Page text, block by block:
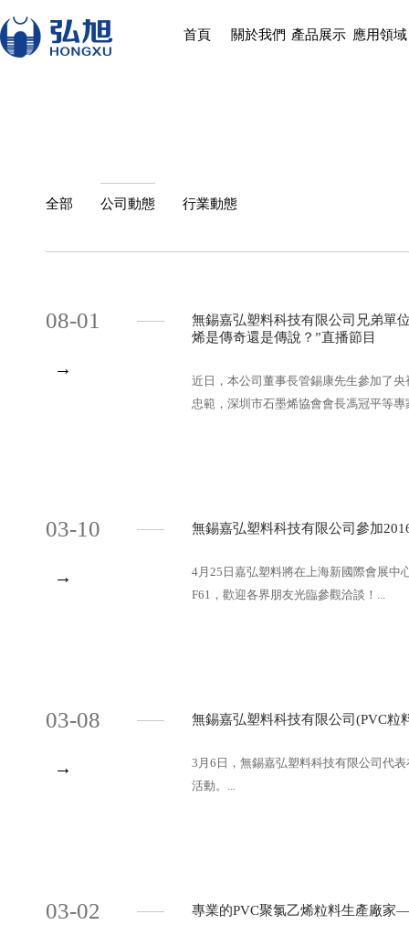
首頁 關於我們 產品展示 應用領域
全部 公司動態 行業動態
08-01
→
無錫嘉弘塑料科技有限公司兄弟單
烯是傳奇還是傳說？”直播節目
近日，本公司董事長管錫康先生參加了
忠範，深圳市石墨烯協會會長馮冠平等
03-10
→
無錫嘉弘塑料科技有限公司參加
4月25日嘉弘塑料將在上海新國際會展中
F61，歡迎各界朋友光臨參觀洽談！...
03-08
→
無錫嘉弘塑料科技有限公司(PVC粒
3月6日，無錫嘉弘塑料科技有限公司代
活動。...
03-02 專業的PVC聚氯乙烯粒料生產廠家